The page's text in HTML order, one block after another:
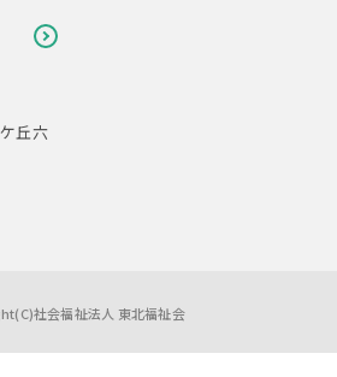
丘六
社会福祉法人 東北福祉会